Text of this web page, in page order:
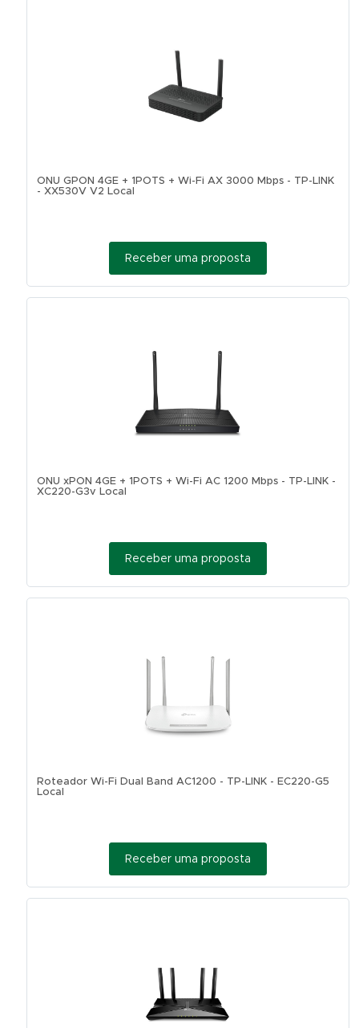
ONU GPON 4GE + 1POTS + Wi-Fi AX 3000 Mbps - TP-LINK
- XX530V V2 Local
Receber uma proposta
ONU xPON 4GE + 1POTS + Wi-Fi AC 1200 Mbps - TP-LINK -
XC220-G3v Local
Receber uma proposta
Roteador Wi-Fi Dual Band AC1200 - TP-LINK - EC220-G5
Local
Receber uma proposta